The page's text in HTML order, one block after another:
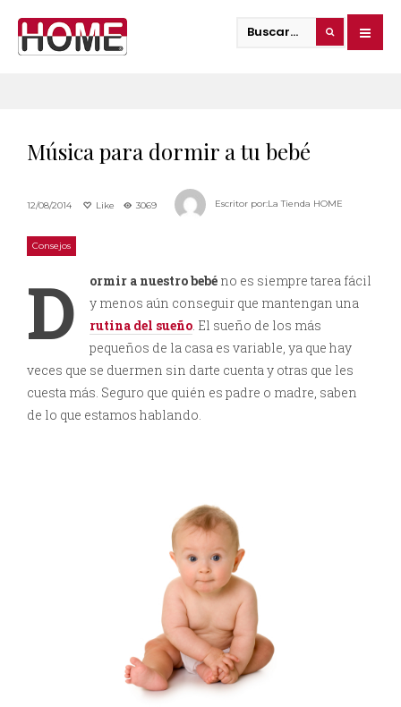
Música para dormir a tu bebé
12/08/2014 Like 3069 Escritor por:La Tienda HOME
Consejos
D ormir a nuestro bebé no es siempre tarea fácil
y menos aún conseguir que mantengan una
rutina del sueño. El sueño de los más
pequeños de la casa es variable, ya que hay
veces que se duermen sin darte cuenta y otras que les
cuesta más. Seguro que quién es padre o madre, saben
de lo que estamos hablando.